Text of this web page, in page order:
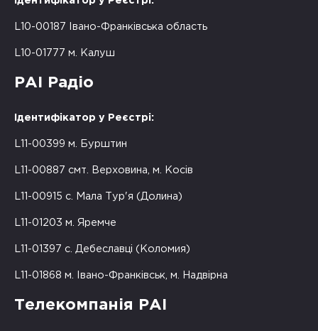
L10-00187 Івано-Франківська область
L10-01777 м. Калуш
РАІ Радіо
Ідентифікатор у Реєстрі:
L11-00399 м. Бурштин
L11-00887 смт. Верховина, м. Косів
L11-00915 с. Мала Тур'я (Долина)
L11-01203 м. Яремче
L11-01397 с. Дебеславці (Коломия)
L11-01868 м. Івано-Франківськ, м. Надвірна
Телекомпанія РАІ